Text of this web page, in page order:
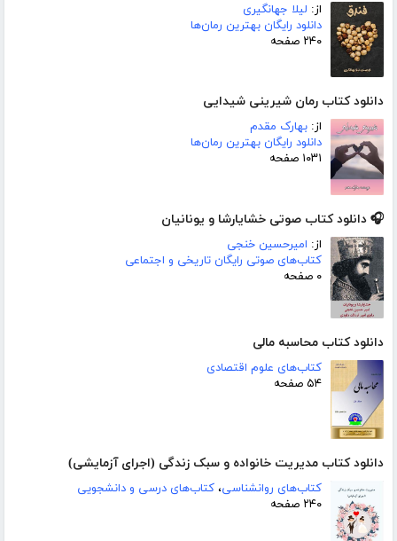
از: لیلا جهانگیری
دانلود رایگان بهترین رمان‌ها
۲۴۰ صفحه
دانلود کتاب رمان شیرینی شیدایی
از: بهارک مقدم
دانلود رایگان بهترین رمان‌ها
۱۰۳۱ صفحه
🎧 دانلود کتاب صوتی خشایارشا و یونانیان
از: امیرحسین خنجی
کتاب‌های صوتی رایگان تاریخی و اجتماعی
۰ صفحه
دانلود کتاب محاسبه مالی
کتاب‌های علوم اقتصادی
۵۴ صفحه
دانلود کتاب مدیریت خانواده و سبک زندگی (اجرای آزمایشی)
کتاب‌های روانشناسی، کتاب‌های درسی و دانشجویی
۲۴۰ صفحه